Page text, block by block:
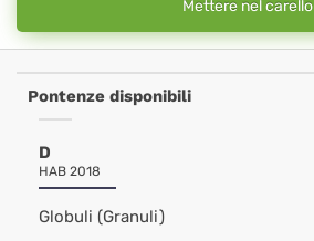
Mettere nel carello
Pontenze disponibili
D
HAB 2018
Globuli (Granuli)